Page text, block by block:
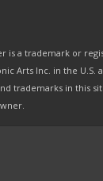
is a trademark or
Arts Inc. in the U.S.
trademarks in this